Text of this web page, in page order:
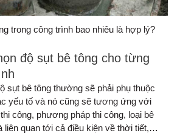
trong công trình bao nhiêu là hợp lý?
độ sụt bê tông cho từng
sụt bê tông thường sẽ phải phụ thuộc
yếu tố và nó cũng sẽ tương ứng với
công, phương pháp thi công, loại bê
liên quan tới cả điều kiện về thời tiết,…